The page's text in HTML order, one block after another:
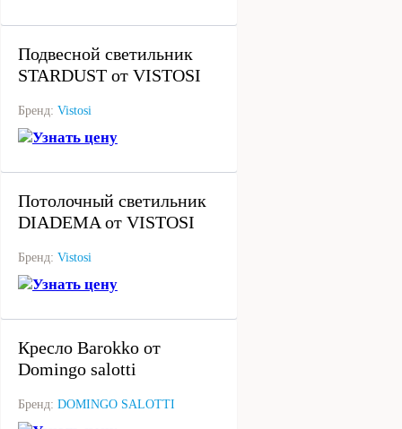
Подвесной светильник
STARDUST от VISTOSI
Бренд: Vistosi
Узнать цену
Потолочный светильник
DIADEMA от VISTOSI
Бренд: Vistosi
Узнать цену
Кресло Barokko от
Domingo salotti
Бренд: DOMINGO SALOTTI